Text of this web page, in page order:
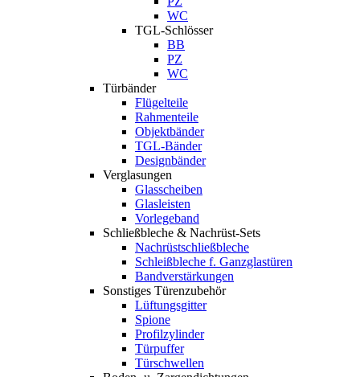
WC
TGL-Schlösser
BB
PZ
WC
Türbänder
Flügelteile
Rahmenteile
Objektbänder
TGL-Bänder
Designbänder
Verglasungen
Glasscheiben
Glasleisten
Vorlegeband
Schließbleche & Nachrüst-Sets
Nachrüstschließbleche
Schleißbleche f. Ganzglastüren
Bandverstärkungen
Sonstiges Türenzubehör
Lüftungsgitter
Spione
Profilzylinder
Türpuffer
Türschwellen